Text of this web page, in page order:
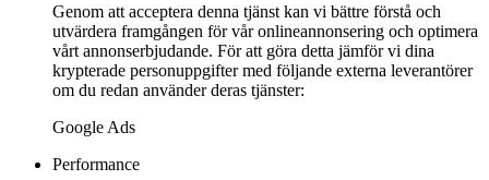
Genom att acceptera denna tjänst kan vi bättre förstå och
utvärdera framgången för vår onlineannonsering och optimera
vårt annonserbjudande. För att göra detta jämför vi dina
krypterade personuppgifter med följande externa leverantörer
om du redan använder deras tjänster:
Google Ads
Performance